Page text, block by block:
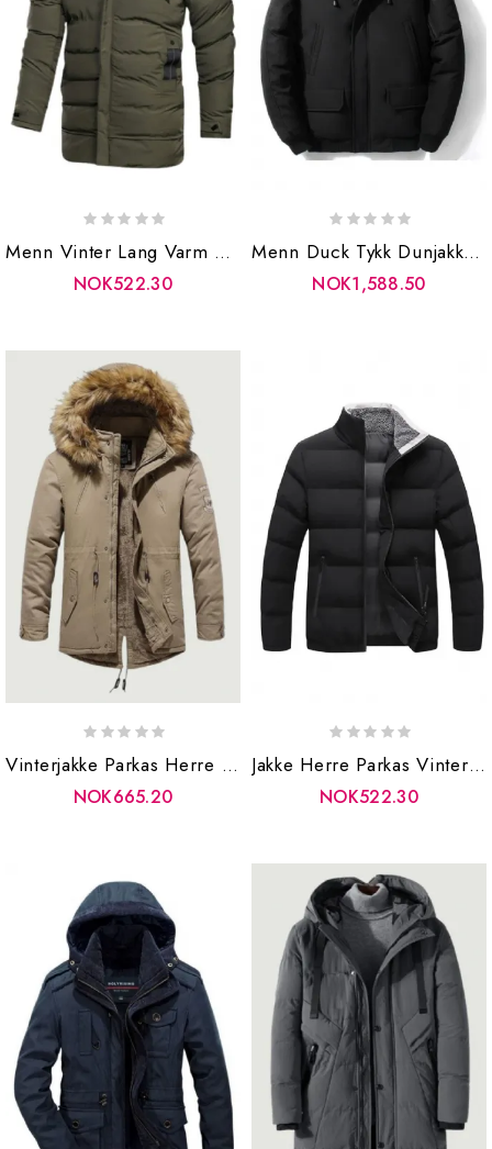
Menn Vinter Lang Varm Parkas Hette Vindtett Solid Jakke Bomull Tykk Uformell Yttertøy Frakk Herre Militære Bombefly Jakker
NOK522.30
Menn Duck Tykk Dunjakke Frakk Snow Parkas Varme Klær Vinter Yttertøy
NOK1,588.50
Vinterjakke Parkas Herre Bomull Tykk Fleece Varm Krage Hette Parka Uformelle Flere Lommer Vindtette Jakker
NOK665.20
Jakke Herre Parkas Vinter Tykk Kåpe Uformell Solid Stativ Krage Jakker Yttertøy
NOK522.30